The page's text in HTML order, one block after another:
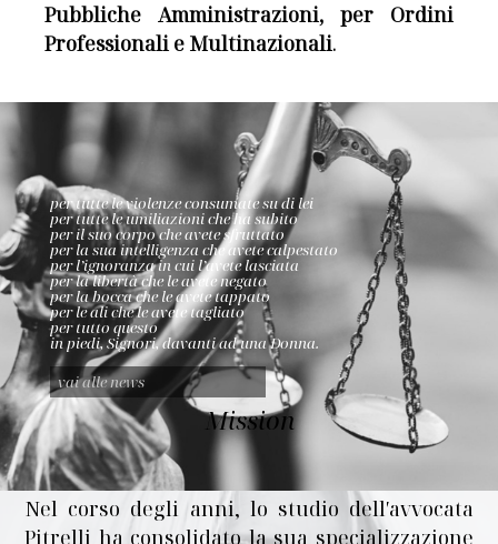
Pubbliche Amministrazioni, per Ordini
Professionali e Multinazionali.
per tutte le violenze consumate su di lei
per tutte le umiliazioni che ha subito
per il suo corpo che avete sfruttato
per la sua intelligenza che avete calpestato
per l’ignoranza in cui l’avete lasciata
per la libertà che le avete negato
per la bocca che le avete tappato
per le ali che le avete tagliato
per tutto questo
in piedi, Signori, davanti ad una Donna.
vai alle news
Mission
Nel corso degli anni, lo studio dell′avvocata
Pitrelli ha consolidato la sua specializzazione